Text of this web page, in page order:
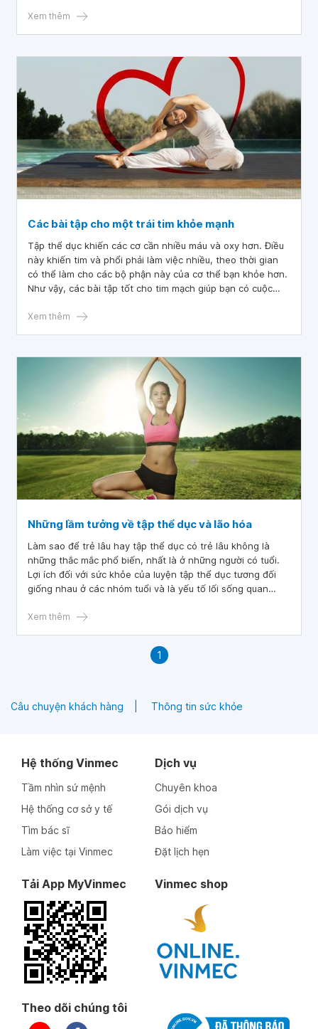
Xem thêm
Các bài tập cho một trái tim khỏe mạnh
Tập thể dục khiến các cơ cần nhiều máu và oxy hơn. Điều
này khiến tim và phổi phải làm việc nhiều, theo thời gian
có thể làm cho các bộ phận này của cơ thể bạn khỏe hơn.
Như vậy, các bài tập tốt cho tim mạch giúp bạn có cuộc
Xem thêm
Những lầm tưởng về tập thể dục và lão hóa
Làm sao để trẻ lâu hay tập thể dục có trẻ lâu không là
những thắc mắc phổ biến, nhất là ở những người có tuổi.
Lợi ích đối với sức khỏe của luyện tập thể dục tương đối
giống nhau ở các nhóm tuổi và là yếu tố lối sống quan
nhiên ngay cả khi việc truyền thông sức khỏe ngày càng
những lầm tưởng hoặc lý do riêng của bản thân.
Xem thêm
1
Câu chuyện khách hàng Thông tin sức khỏe
Hệ thống Vinmec
Tầm nhìn sứ mệnh
Hệ thống cơ sở y tế
Tìm bác sĩ
Làm việc tại Vinmec
Dịch vụ
Chuyên khoa
Gói dịch vụ
Bảo hiểm
Đặt lịch hẹn
Tải App MyVinmec Vinmec shop
Theo dõi chúng tôi